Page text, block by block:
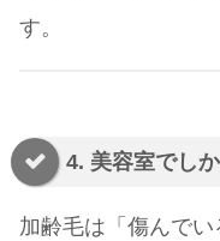
す。
4. 美容室でし
加齢毛は「傷んで